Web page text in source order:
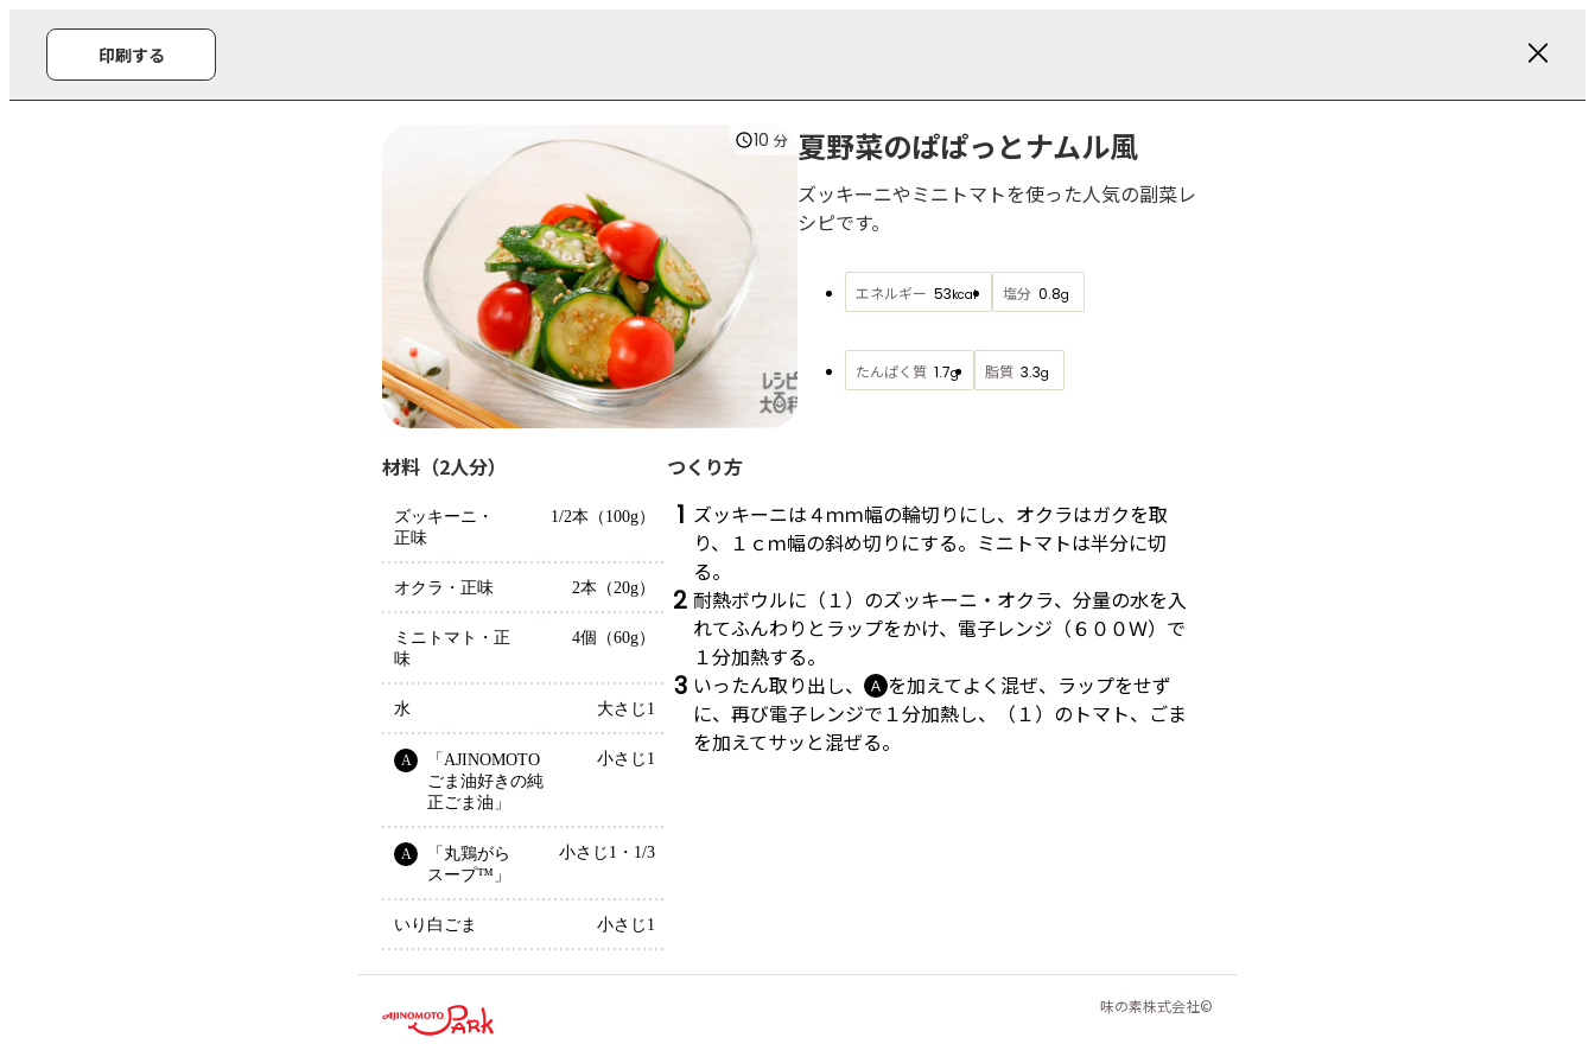
印刷する
10 分 夏野菜のぱぱっとナムル風
ズッキーニやミニトマトを使った人気の副菜レ
シピです。
エネルギー 53kcal 塩分 0.8g
たんぱく質 1.7g 脂質 3.3g
材料（2人分）
ズッキーニ・
正味
1/2本（100g）
オクラ・正味 2本（20g）
ミニトマト・正
味
4個（60g）
水 大さじ1
A
「AJINOMOTO
ごま油好きの純
正ごま油」
小さじ1
A
「丸鶏がら
スープ™」
小さじ1・1/3
いり白ごま 小さじ1
つくり方
1 ズッキーニは４ｍｍ幅の輪切りにし、オクラはガクを取
り、１ｃｍ幅の斜め切りにする。ミニトマトは半分に切
る。
2 耐熱ボウルに（１）のズッキーニ・オクラ、分量の水を入
れてふんわりとラップをかけ、電子レンジ（６００Ｗ）で
１分加熱する。
3 いったん取り出し、 Ａ を加えてよく混ぜ、ラップをせず
に、再び電子レンジで１分加熱し、（１）のトマト、ごま
を加えてサッと混ぜる。
味の素株式会社©